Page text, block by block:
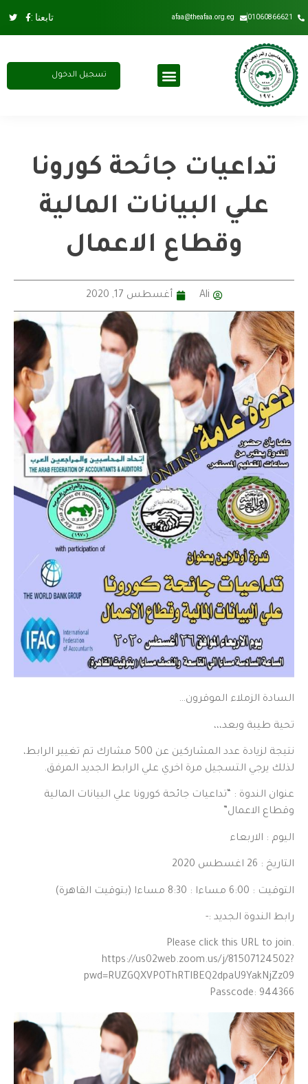
01060866621
afaa@theafaa.org.eg تابعنا :
تسجيل الدخول
تداعيات جائحة كورونا
علي البيانات المالية
وقطاع الاعمال
Ali أغسطس 17, 2020
السادة الزملاء الموقرون…
تحية طيبة وبعد،،،
نتيجة لزيادة عدد المشاركين عن 500 مشارك تم تغيير الرابط،
لذلك يرجي التسجيل مرة اخري علي الرابط الجديد المرفق.
عنوان الندوة : “تداعيات جائحة كورونا علي البيانات المالية
وقطاع الاعمال” ‎
اليوم : الاربعاء
التاريخ : 26 اغسطس 2020
التوقيت : 6:00 مساءا : 8:30 مساءا (بتوقيت القاهرة)
رابط الندوة الجديد :-
Please click this URL to join.
https://us02web.zoom.us/j/81507124502?
pwd=RUZGQXVPOThRTlBEQ2dpaU9YakNjZz09
Passcode: 944366